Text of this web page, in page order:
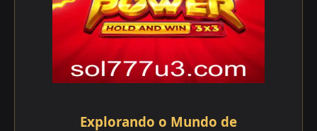
Explorando o Mundo de